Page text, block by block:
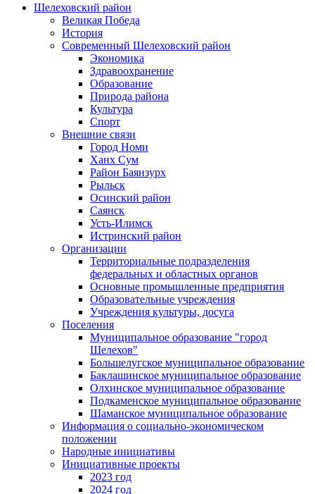
Шелеховский район
Великая Победа
История
Современный Шелеховский район
Экономика
Здравоохранение
Образование
Природа района
Культура
Спорт
Внешние связи
Город Номи
Ханх Сум
Район Баянзурх
Рыльск
Осинский район
Саянск
Усть-Илимск
Истринский район
Организации
Территориальные подразделения
федеральных и областных органов
Основные промышленные предприятия
Образовательные учреждения
Учреждения культуры, досуга
Поселения
Муниципальное образование "город
Шелехов"
Большелугское муниципальное образование
Баклашинское муниципальное образование
Олхинское муниципальное образование
Подкаменское муниципальное образование
Шаманское муниципальное образование
Информация о социально-экономическом
положении
Народные инициативы
Инициативные проекты
2023 год
2024 год